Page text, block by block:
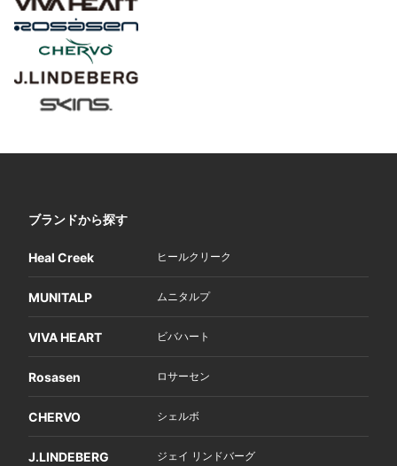
ブランドから探す
Heal Creek ヒールクリーク
MUNITALP ムニタルプ
VIVA HEART ビバハート
Rosasen ロサーセン
CHERVO シェルボ
J.LINDEBERG ジェイ リンドバーグ